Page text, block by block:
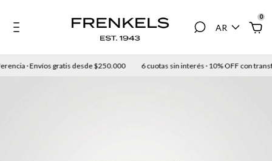
AR
0
· Envíos gratis desde $250.000 6 cuotas sin interés · 10% OFF con